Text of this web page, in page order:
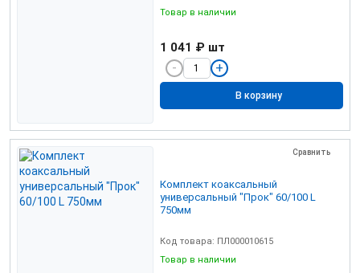
Товар в наличии
1 041 ₽ шт
В корзину
Сравнить
Комплект коаксальный
универсальный "Прок" 60/100 L
750мм
Код товара: ПЛ000010615
Товар в наличии